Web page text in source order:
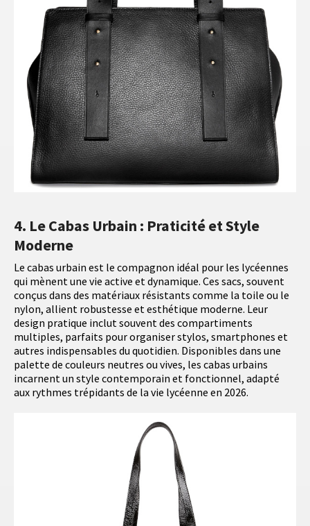
4. Le Cabas Urbain : Praticité et Style
Moderne
Le cabas urbain est le compagnon idéal pour les lycéennes
qui mènent une vie active et dynamique. Ces sacs, souvent
conçus dans des matériaux résistants comme la toile ou le
nylon, allient robustesse et esthétique moderne. Leur
design pratique inclut souvent des compartiments
multiples, parfaits pour organiser stylos, smartphones et
autres indispensables du quotidien. Disponibles dans une
palette de couleurs neutres ou vives, les cabas urbains
incarnent un style contemporain et fonctionnel, adapté
aux rythmes trépidants de la vie lycéenne en 2026.